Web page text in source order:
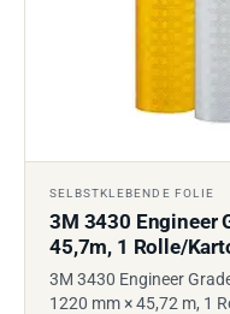
SELBSTKLEBENDE FOLIE
3M 3430 Engineer
45,7m, 1 Rolle/
3M 3430 Engineer
1220 mm × 45,72 m, 1